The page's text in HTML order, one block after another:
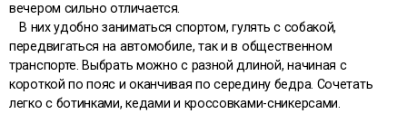
вечером сильно отличается.
В них удобно заниматься спортом, гулять с собакой,
передвигаться на автомобиле, так и в общественном
транспорте. Выбрать можно с разной длиной, начиная с
короткой по пояс и оканчивая по середину бедра. Сочетать
легко с ботинками, кедами и кроссовками-сникерсами.